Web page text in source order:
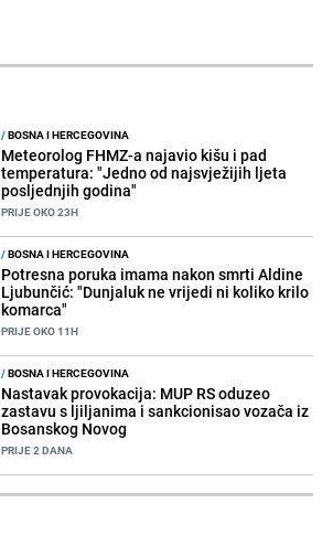
/BOSNA I HERCEGOVINA
Meteorolog FHMZ-a najavio kišu i pad
temperatura: "Jedno od najsvježijih ljeta
posljednjih godina"
PRIJE OKO 23H
/BOSNA I HERCEGOVINA
Potresna poruka imama nakon smrti Aldine
Ljubunčić: "Dunjaluk ne vrijedi ni koliko krilo
komarca"
PRIJE OKO 11H
/BOSNA I HERCEGOVINA
Nastavak provokacija: MUP RS oduzeo
zastavu s ljiljanima i sankcionisao vozača iz
Bosanskog Novog
PRIJE 2 DANA